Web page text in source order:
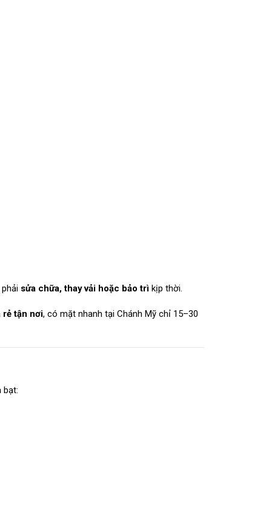
sửa chữa, thay vải hoặc bảo trì kịp thời.
rẻ tận nơi, có mặt nhanh tại Chánh Mỹ chỉ 15–30
bạt: